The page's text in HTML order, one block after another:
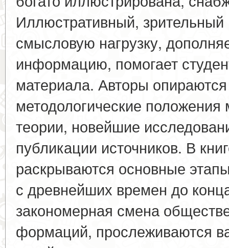
Иллюстративный,
смысловую нагрузку,
информацию, помогает
материала. Авторы
методологические положения
теории, новейшие
публикации источников. В
раскрываются основные
с древнейших времен до
закономерная смена
формаций, прослеживаются